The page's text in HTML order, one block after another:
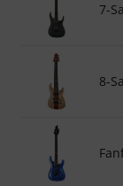
7-
8-